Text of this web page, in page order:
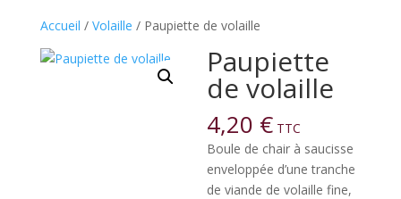
Accueil / Volaille / Paupiette de volaille
Paupiette
de volaille
4,20 € TTC
Boule de chair à saucisse
enveloppée d’une tranche
de viande de volaille fine,